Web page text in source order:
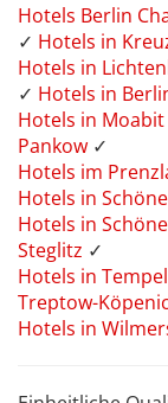
Hotels Berlin
✓ Hotels in
Hotels in
✓ Hotels in
Hotels in Moabit
Pankow ✓
Hotels im
Hotels in
Hotels in
Steglitz ✓
Hotels in
Treptow-
Hotels in